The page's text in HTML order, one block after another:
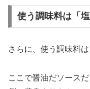
使う調味料は「塩
さらに、使う調味料
ここで醤油だソース